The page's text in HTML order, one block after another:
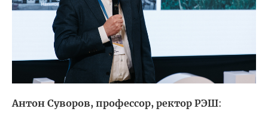
Антон Суворов, профессор, ректор РЭШ: